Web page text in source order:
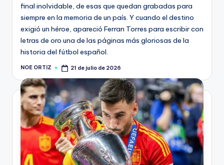
final inolvidable, de esas que quedan grabadas para
siempre en la memoria de un país. Y cuando el destino
exigió un héroe, apareció Ferran Torres para escribir con
letras de oro una de las páginas más gloriosas de la
historia del fútbol español.
NOE ORTIZ 21 de julio de 2026